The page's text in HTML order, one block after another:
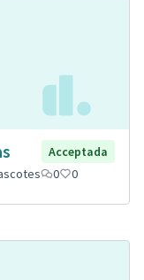
Acceptada
0 0